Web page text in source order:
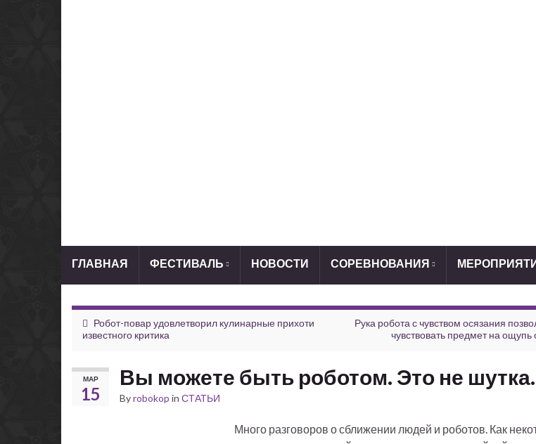
ГЛАВНАЯ ФЕСТИВАЛЬ НОВОСТИ СОРЕВНОВАНИЯ
Робот-повар удовлетворил кулинарные прихоти
известного критика
Рука робота с чувством осязания
чувствовать предмет на ощупь
МАР
15
Вы можете быть роботом. Это не шутка.
Byrobokop in СТАТЬИ
Много разговоров о сближении людей и роботов. Как